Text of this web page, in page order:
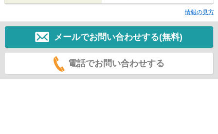
情報の見方
メールでお問い合わせする(無料)
電話でお問い合わせする